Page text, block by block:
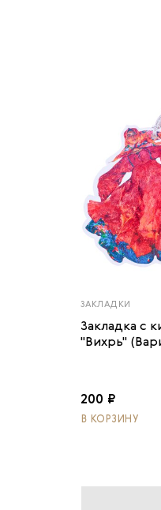
ЗАКЛАДКИ
Закладка с
"Вихрь"
200 ₽
В КОРЗИНУ